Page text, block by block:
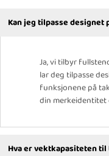
Kan jeg tilpasse designet
Ja, vi tilbyr
lar deg tilpasse
funksjonene på
din merkeidentitet
Hva er vektkapasiteten